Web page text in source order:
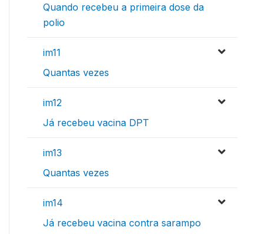
Quando recebeu a primeira dose da
polio
im11
Quantas vezes
im12
Já recebeu vacina DPT
im13
Quantas vezes
im14
Já recebeu vacina contra sarampo